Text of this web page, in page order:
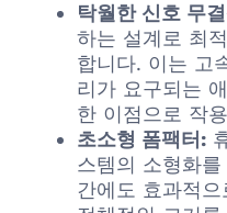
탁월한 신호 무
하는 설계로 최
합니다. 이는 고
리가 요구되는
한 이점으로 작
초소형 폼팩터:
스템의 소형화
간에도 효과적